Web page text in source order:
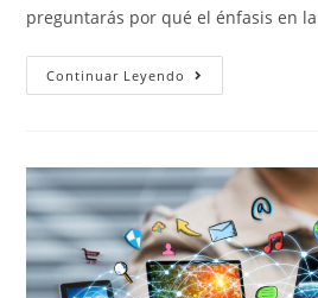
preguntarás por qué el énfasis en
Continuar Leyendo